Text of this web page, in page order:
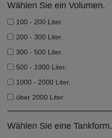
Wählen Sie ein Volumen.
100 - 200 Liter.
200 - 300 Liter.
300 - 500 Liter.
500 - 1000 Liter.
1000 - 2000 Liter.
über 2000 Liter.
Wählen Sie eine Tankform.